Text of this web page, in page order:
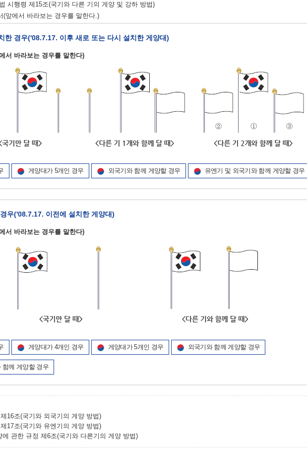
시행령 제15조(국기와 다른 기의 게양 및 강하 방법)
(앞에서 바라보는 경우를 말한다.)
한 경우('08.7.17. 이후 새로 또는 다시 설치한 게양대)
서 바라보는 경우를 말한다)
게양대가 5개인 경우 외국기와 함께 게양할 경우 유엔기 및 외국기와 함께 게양할 경우
우('08.7.17. 이전에 설치한 게양대)
서 바라보는 경우를 말한다)
게양대가 4개인 경우 게양대가 5개인 경우 외국기와 함께 게양할 경우
함께 게양할 경우
16조(국기와 외국기의 게양 방법)
17조(국기와 유엔기의 게양 방법)
에 관한 규정 제6조(국기와 다른기의 게양 방법)